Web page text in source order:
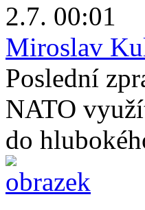
2.7. 00:01
Miroslav
Poslední
NATO
do